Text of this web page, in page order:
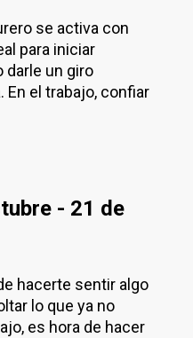
se activa con
para iniciar
darle un giro
En el trabajo, confiar
- 21 de
hacerte sentir algo
lo que ya no
es hora de hacer